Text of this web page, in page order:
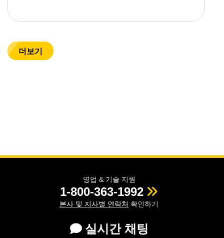
더보기
영업 & 기술 지원
1-800-363-1992
본사 및 지사별 연락처 확인하기
실시간 채팅